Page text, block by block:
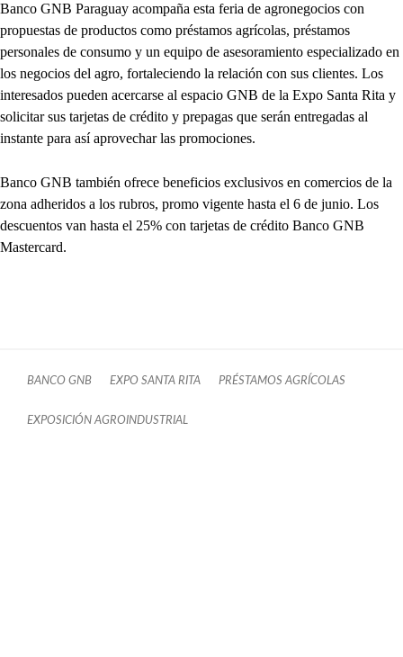
Banco GNB Paraguay acompaña esta feria de agronegocios con
propuestas de productos como préstamos agrícolas, préstamos
personales de consumo y un equipo de asesoramiento especializado en
los negocios del agro, fortaleciendo la relación con sus clientes. Los
interesados pueden acercarse al espacio GNB de la Expo Santa Rita y
solicitar sus tarjetas de crédito y prepagas que serán entregadas al
instante para así aprovechar las promociones.
Banco GNB también ofrece beneficios exclusivos en comercios de la
zona adheridos a los rubros, promo vigente hasta el 6 de junio. Los
descuentos van hasta el 25% con tarjetas de crédito Banco GNB
Mastercard.
BANCO GNB EXPO SANTA RITA PRÉSTAMOS AGRÍCOLAS
EXPOSICIÓN AGROINDUSTRIAL